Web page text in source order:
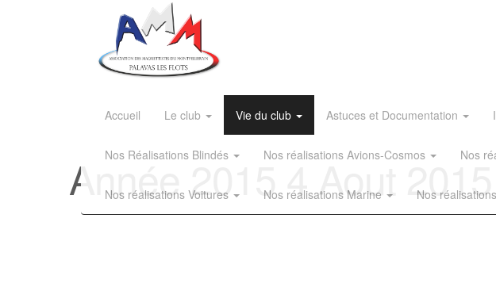
Accueil Le club Vie du club Astuces et Documentation
Nos Réalisations Blindés Nos réalisations Avions-Cosmos Nos
Nos réalisations Voitures Nos réalisations Marine Nos
Année 2015 4 Aout 2015